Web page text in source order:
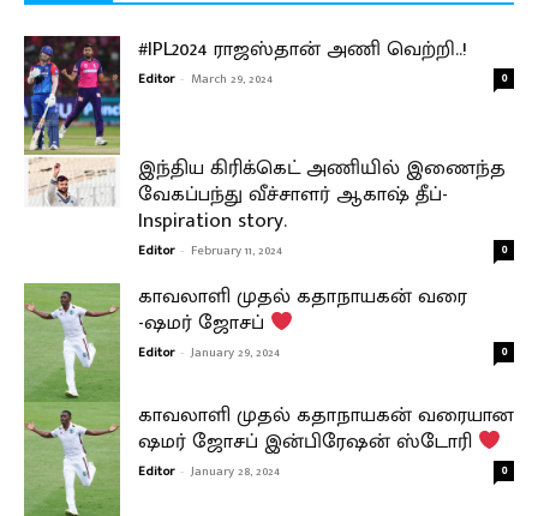
#IPL2024 ராஜஸ்தான் அணி வெற்றி..!
Editor - March 29, 2024 0
இந்திய கிரிக்கெட் அணியில் இணைந்த
வேகப்பந்து வீச்சாளர் ஆகாஷ் தீப்-
Inspiration story.
Editor - February 11, 2024 0
காவலாளி முதல் கதாநாயகன் வரை
-ஷமர் ஜோசப்
Editor - January 29, 2024 0
காவலாளி முதல் கதாநாயகன் வரையான
ஷமர் ஜோசப் இன்பிரேஷன் ஸ்டோரி
Editor - January 28, 2024 0